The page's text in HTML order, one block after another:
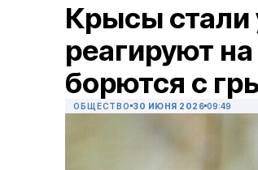
Крысы
реагируют
борются с
ОБЩЕСТВО 30 ИЮНЯ 2026 09:49